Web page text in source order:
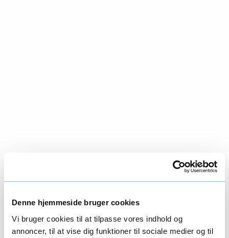
Denne hjemmeside bruger cookies
Vi bruger cookies til at tilpasse vores indhold og
annoncer, til at vise dig funktioner til sociale medier og til